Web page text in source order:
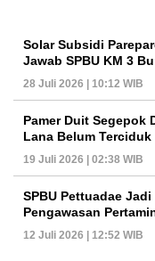
Solar Subsidi
Jawab SPBU KM 3
28 Juli 2026 | 10:12 WIB
Pamer Duit Segepok
Lana Belum Terciduk
19 Juli 2026 | 02:38 WIB
SPBU Pettuadae
Pengawasan
12 Juli 2026 | 12:52 WIB